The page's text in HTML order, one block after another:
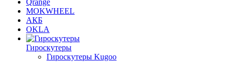
Qrange
MOKWHEEL
АКБ
OKLA
Гироскутеры
Гироскутеры Kugoo